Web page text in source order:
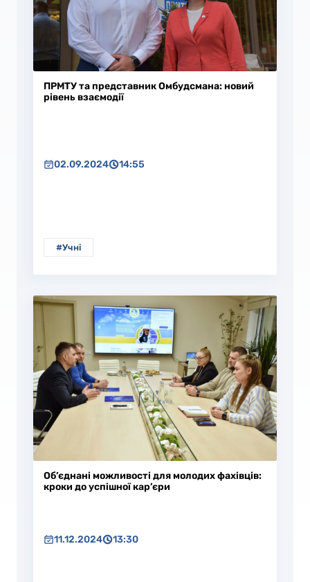
ПРМТУ та представник Омбудсмана: новий
рівень взаємодії
02.09.2024 14:55
#Учні
Об’єднані можливості для молодих фахівців:
кроки до успішної кар’єри
11.12.2024 13:30